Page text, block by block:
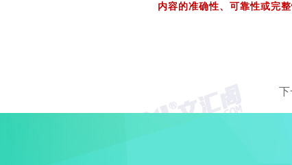
内容的准确性、可靠性或完
下